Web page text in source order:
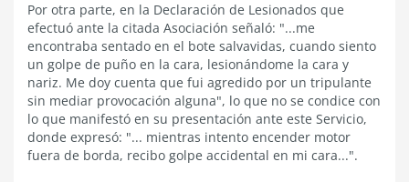
Por otra parte, en la Declaración de Lesionados que
efectuó ante la citada Asociación señaló: "...me
encontraba sentado en el bote salvavidas, cuando siento
un golpe de puño en la cara, lesionándome la cara y
nariz. Me doy cuenta que fui agredido por un tripulante
sin mediar provocación alguna", lo que no se condice con
lo que manifestó en su presentación ante este Servicio,
donde expresó: "... mientras intento encender motor
fuera de borda, recibo golpe accidental en mi cara...".